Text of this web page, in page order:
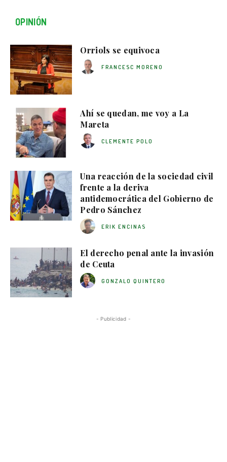
OPINIÓN
Orriols se equivoca
FRANCESC MORENO
Ahí se quedan, me voy a La
Mareta
CLEMENTE POLO
Una reacción de la sociedad civil
frente a la deriva
antidemocrática del Gobierno de
Pedro Sánchez
ERIK ENCINAS
El derecho penal ante la invasión
de Ceuta
GONZALO QUINTERO
- Publicidad -